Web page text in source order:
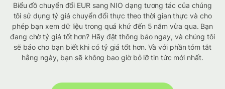
Biểu đồ chuyển đổi EUR sang NIO dạng tương tác của chúng
tôi sử dụng tỷ giá chuyển đổi thực theo thời gian thực và cho
phép bạn xem dữ liệu trong quá khứ đến 5 năm vừa qua. Bạn
đang chờ tỷ giá tốt hơn? Hãy đặt thông báo ngay, và chúng tôi
sẽ báo cho bạn biết khi có tỷ giá tốt hơn. Và với phần tóm tắt
hằng ngày, bạn sẽ không bao giờ bỏ lỡ tin tức mới nhất.